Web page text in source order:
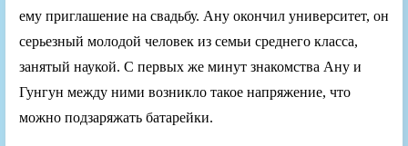
ему приглашение на свадьбу. Ану окончил университет, он
серьезный молодой человек из семьи среднего класса,
занятый наукой. С первых же минут знакомства Ану и
Гунгун между ними возникло такое напряжение, что
можно подзаряжать батарейки.